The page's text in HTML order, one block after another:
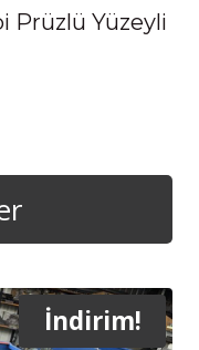
Prüzlü Yüzeyli
İndirim!